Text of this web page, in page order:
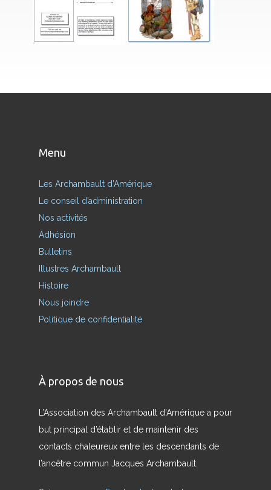
Menu
Les Archambault d’Amérique
Le conseil d’administration
Nos activités
Adhésion
Bulletins
Illustres Archambault
Histoire
Nous joindre
Politique de confidentialité
À propos de nous
L’Association des Archambault d’Amérique a pour
but principal d’établir et de maintenir des
contacts chaleureux entre les descendants de
l’ancêtre commun Jacques Archambault.